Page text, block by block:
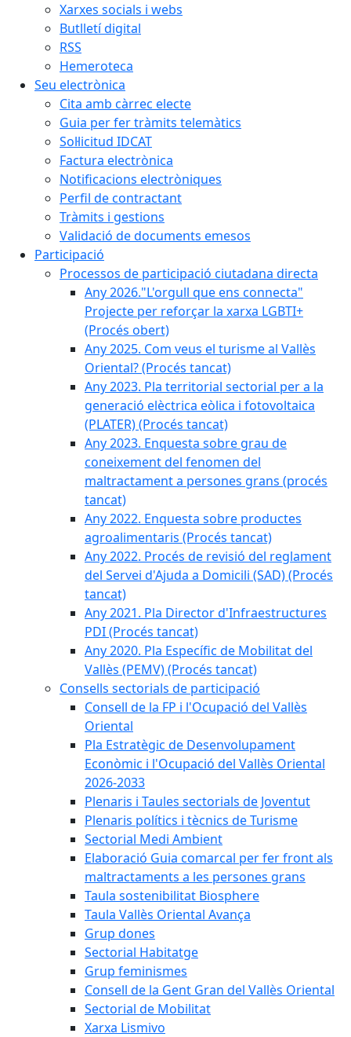
Xarxes socials i webs
Butlletí digital
RSS
Hemeroteca
Seu electrònica
Cita amb càrrec electe
Guia per fer tràmits telemàtics
Sol·licitud IDCAT
Factura electrònica
Notificacions electròniques
Perfil de contractant
Tràmits i gestions
Validació de documents emesos
Participació
Processos de participació ciutadana directa
Any 2026."L'orgull que ens connecta"
Projecte per reforçar la xarxa LGBTI+
(Procés obert)
Any 2025. Com veus el turisme al Vallès
Oriental? (Procés tancat)
Any 2023. Pla territorial sectorial per a la
generació elèctrica eòlica i fotovoltaica
(PLATER) (Procés tancat)
Any 2023. Enquesta sobre grau de
coneixement del fenomen del
maltractament a persones grans (procés
tancat)
Any 2022. Enquesta sobre productes
agroalimentaris (Procés tancat)
Any 2022. Procés de revisió del reglament
del Servei d'Ajuda a Domicili (SAD) (Procés
tancat)
Any 2021. Pla Director d'Infraestructures
PDI (Procés tancat)
Any 2020. Pla Específic de Mobilitat del
Vallès (PEMV) (Procés tancat)
Consells sectorials de participació
Consell de la FP i l'Ocupació del Vallès
Oriental
Pla Estratègic de Desenvolupament
Econòmic i l'Ocupació del Vallès Oriental
2026-2033
Plenaris i Taules sectorials de Joventut
Plenaris polítics i tècnics de Turisme
Sectorial Medi Ambient
Elaboració Guia comarcal per fer front als
maltractaments a les persones grans
Taula sostenibilitat Biosphere
Taula Vallès Oriental Avança
Grup dones
Sectorial Habitatge
Grup feminismes
Consell de la Gent Gran del Vallès Oriental
Sectorial de Mobilitat
Xarxa Lismivo